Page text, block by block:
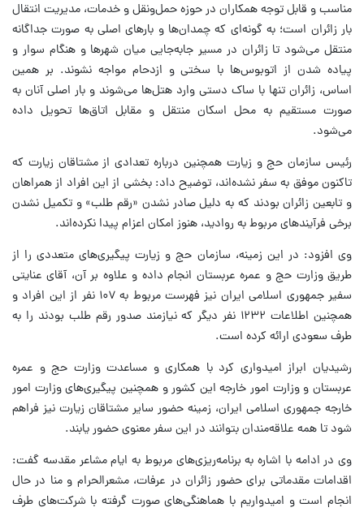
مناسب و قابل توجه همکاران در حوزه حمل‌ونقل و خدمات، مدیریت انتقال
بار زائران است؛ به گونه‌ای که چمدان‌ها و بار‌های اصلی به صورت جداگانه
منتقل می‌شود تا زائران در مسیر جابه‌جایی میان شهر‌ها و هنگام سوار و
پیاده شدن از اتوبوس‌ها با سختی و ازدحام مواجه نشوند. بر همین
اساس، زائران تنها با ساک دستی وارد هتل‌ها می‌شوند و بار اصلی آنان به
صورت مستقیم به محل اسکان منتقل و مقابل اتاق‌ها تحویل داده
می‌شود.
رئیس سازمان حج و زیارت همچنین درباره تعدادی از مشتاقان زیارت که
تاکنون موفق به سفر نشده‌اند، توضیح داد: بخشی از این افراد از همراهان
و تابعین زائران بودند که به دلیل صادر نشدن «رقم طلب» و تکمیل نشدن
برخی فرآیند‌های مربوط به روادید، هنوز امکان اعزام پیدا نکرده‌اند.
وی افزود: در این زمینه، سازمان حج و زیارت پیگیری‌های متعددی را از
طریق وزارت حج و عمره عربستان انجام داده و علاوه بر آن، آقای عنایتی
سفیر جمهوری اسلامی ایران نیز فهرست مربوط به ۱۰۷ نفر از این افراد و
همچنین اطلاعات ۱۲۳۲ نفر دیگر که نیازمند صدور رقم طلب بودند را به
طرف سعودی ارائه کرده است.
رشیدیان ابراز امیدواری کرد با همکاری و مساعدت وزارت حج و عمره
عربستان و وزارت امور خارجه این کشور و همچنین پیگیری‌های وزارت امور
خارجه جمهوری اسلامی ایران، زمینه حضور سایر مشتاقان زیارت نیز فراهم
شود تا همه علاقه‌مندان بتوانند در این سفر معنوی حضور یابند.
وی در ادامه با اشاره به برنامه‌ریزی‌های مربوط به ایام مشاعر مقدسه گفت:
اقدامات مقدماتی برای حضور زائران در عرفات، مشعرالحرام و منا در حال
انجام است و امیدواریم با هماهنگی‌های صورت گرفته با شرکت‌های طرف